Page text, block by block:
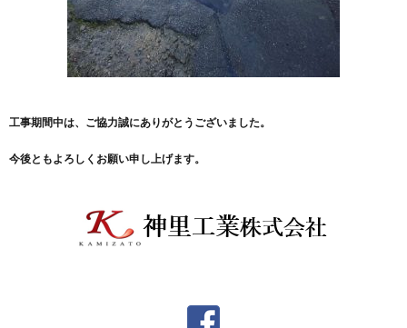
工事期間中は、ご協力誠にありがとうございました。
今後ともよろしくお願い申し上げます。